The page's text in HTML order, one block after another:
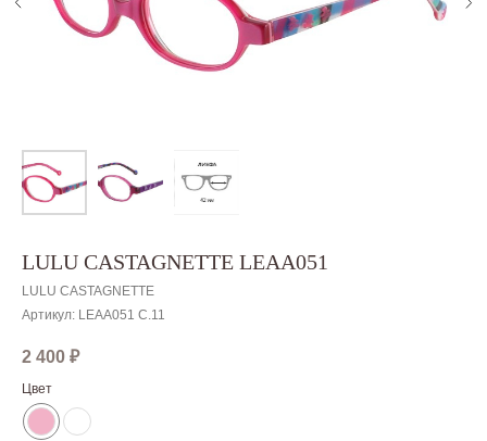
LULU CASTAGNETTE LEAA051
LULU CASTAGNETTE
Артикул: LEAA051 C.11
2 400 ₽
Цвет